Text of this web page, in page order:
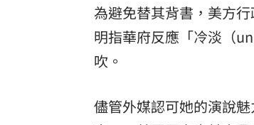
為避免替其背書，美方
明指華府反應「冷淡（
吹。
儘管外媒認可她的演說